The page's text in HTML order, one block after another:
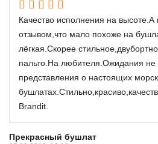
Качество исполнения на
отзывом,что мало похоже на
лёгкая.Скорее
пальто.На любителя.Ожидания не
представления о настоящих
Brandit.
Прекрасный бушлат